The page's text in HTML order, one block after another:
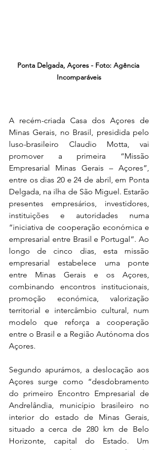
Ponta Delgada, Açores - Foto: Agência
Incomparáveis
A recém-criada Casa dos Açores de
Minas Gerais, no Brasil, presidida pelo
luso-brasileiro Claudio Motta, vai
promover a primeira “Missão
Empresarial Minas Gerais – Açores”,
entre os dias 20 e 24 de abril, em Ponta
Delgada, na ilha de São Miguel. Estarão
presentes empresários, investidores,
instituições e autoridades numa
“iniciativa de cooperação económica e
empresarial entre Brasil e Portugal”. Ao
longo de cinco dias, esta missão
empresarial estabelece uma ponte
entre Minas Gerais e os Açores,
combinando encontros institucionais,
promoção económica, valorização
territorial e intercâmbio cultural, num
modelo que reforça a cooperação
entre o Brasil e a Região Autónoma dos
Açores.
Segundo apurámos, a deslocação aos
Açores surge como “desdobramento
do primeiro Encontro Empresarial de
Andrelândia, município brasileiro no
interior do estado de Minas Gerais,
situado a cerca de 280 km de Belo
Horizonte, capital do Estado. Um